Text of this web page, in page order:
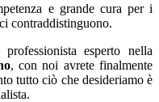
e grande cura per i
contraddistinguono.
esperto nella
, con noi avrete finalmente
tutto ciò che desideriamo è